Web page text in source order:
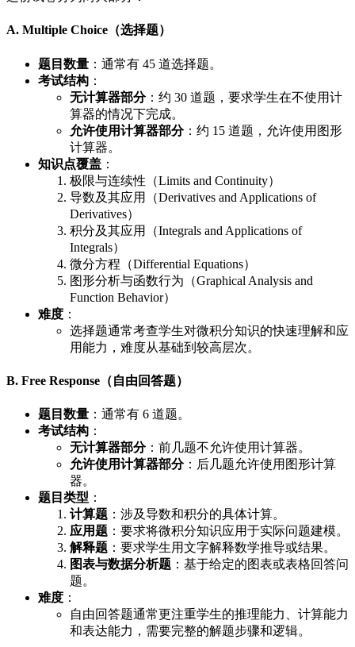
A. Multiple Choice（选择题）
题目数量 ：通常有 45 道选择题。
考试结构 ：
无计算器部分：约 30 道题，要求学生在不使用计
算器的情况下完成。
允许使用计算器部分：约 15 道题，允许使用图形
计算器。
知识点覆盖 ：
极限与连续性（Limits and Continuity）
导数及其应用（Derivatives and Applications of
Derivatives）
积分及其应用（Integrals and Applications of
Integrals）
微分方程（Differential Equations）
图形分析与函数行为（Graphical Analysis and
Function Behavior）
难度 ：
选择题通常考查学生对微积分知识的快速理解和应
用能力，难度从基础到较高层次。
B. Free Response（自由回答题）
题目数量 ：通常有 6 道题。
考试结构 ：
无计算器部分：前几题不允许使用计算器。
允许使用计算器部分：后几题允许使用图形计算
器。
题目类型 ：
计算题 ：涉及导数和积分的具体计算。
应用题 ：要求将微积分知识应用于实际问题建模。
解释题 ：要求学生用文字解释数学推导或结果。
图表与数据分析题 ：基于给定的图表或表格回答问
题。
难度 ：
自由回答题通常更注重学生的推理能力、计算能力
和表达能力，需要完整的解题步骤和逻辑。